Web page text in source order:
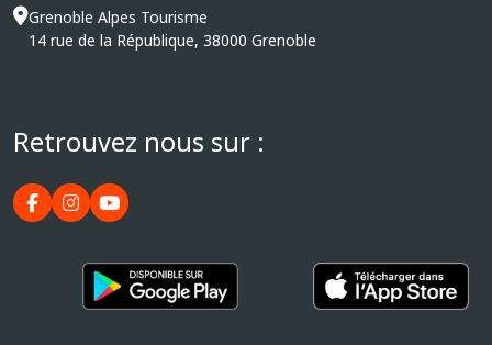
Grenoble Alpes Tourisme
14 rue de la République, 38000 Grenoble
Retrouvez nous sur :